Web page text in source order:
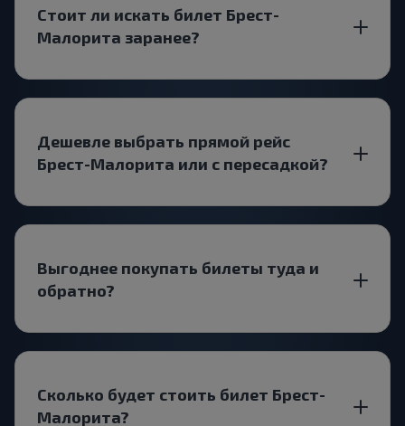
Стоит ли искать билет Брест-
Малорита заранее?
Дешевле выбрать прямой рейс
Брест-Малорита или с пересадкой?
Выгоднее покупать билеты туда и
обратно?
Сколько будет стоить билет Брест-
Малорита?